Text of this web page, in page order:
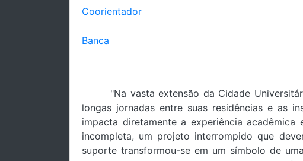
Coorientador
Banca
"Na vasta extensão da Cidade
longas jornadas entre suas residências e as
impacta diretamente a experiência
incompleta, um projeto interrompido que
suporte transformou-se em um símbolo de